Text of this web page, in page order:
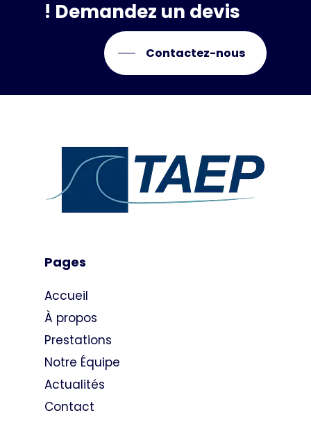
! Demandez un devis
Contactez-nous
Pages
Accueil
À propos
Prestations
Notre Équipe
Actualités
Contact